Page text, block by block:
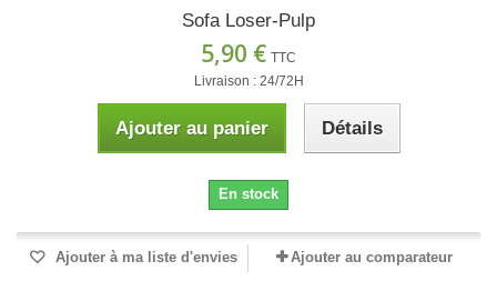
Sofa Loser-Pulp
5,90 € TTC
Livraison : 24/72H
Ajouter au panier Détails
En stock
Ajouter à ma liste d'envies Ajouter au comparateur